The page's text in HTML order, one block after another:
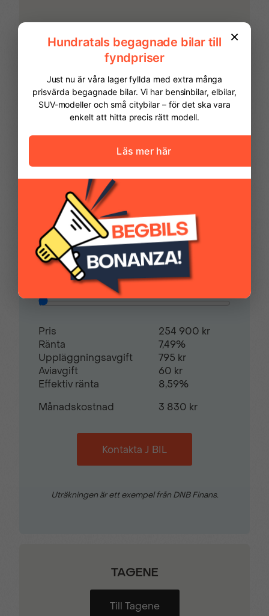
FINANSIERING
Vi hjälper dig att ordna finansiering av
din bil. Här kan du räkna ut din
månadskostnad och även göra en
ansökan online.
Kontantinsats 63 725,00 kr
Avbetalningstid60månader
%
Pris
254 900 kr
Ränta
7,49%
Uppläggningsavgift
795 kr
Aviavgift
60 kr
Effektiv ränta
8,59%
Månadskostnad
3 830 kr
Kontakta J BIL
Uträkningen är ett exempel från DNB Finans.
TAGENE
Till Tagene